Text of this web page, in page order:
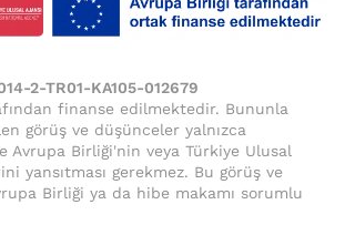
2-TR01-KA105-012679
finanse edilmektedir. Bununla
görüş ve düşünceler yalnızca
Avrupa Birliği'nin veya Türkiye Ulusal
yansıtması gerekmez. Bu görüş ve
Birliği ya da hibe makamı sorumlu